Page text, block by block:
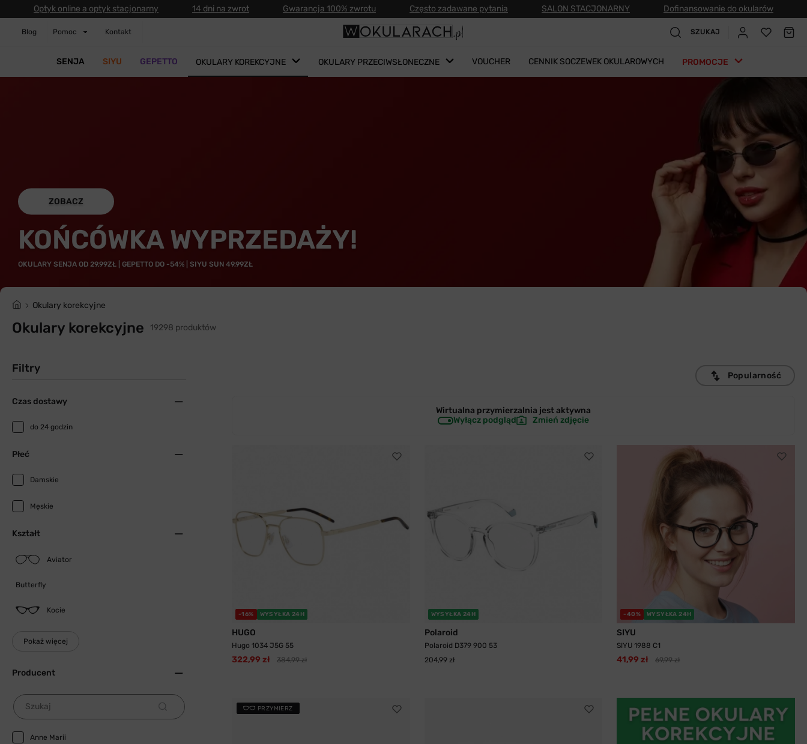
Optyk online a optyk stacjonarny 14 dni na zwrot Gwarancja 100% zwrotu Często zadawane pytania SALON STACJONARNY Dofinansowanie do okularów
Blog Pomoc Kontakt SZUKAJ
SENJA SIYU GEPETTO OKULARY KOREKCYJNE OKULARY PRZECIWSŁONECZNE VOUCHER CENNIK SOCZEWEK OKULAROWYCH PROMOCJE
ZOBACZ
KOŃCÓWKA WYPRZEDAŻY!
OKULARY SENJA OD 29,99ZŁ | GEPETTO DO -54% | SIYU SUN 49,99ZŁ
Okulary korekcyjne
Okulary korekcyjne 19298 produktów
Filtry
Czas dostawy
do 24 godzin
Płeć
Damskie
Męskie
Kształt
Aviator
Butterfly
Kocie
Pokaż więcej
Producent
Szukaj
Anne Marii
Popularność
Wirtualna przymierzalnia jestaktywna
Wyłącz podgląd
Zmień zdjęcie
-16% WYSYŁKA 24H
HUGO
Hugo 1034 J5G 55
322,99 zł 384,99 zł
WYSYŁKA 24H
Polaroid
Polaroid D379 900 53
204,99 zł
-40% WYSYŁKA 24H
SIYU
SIYU 1988 C1
41,99 zł 69,99 zł
PRZYMIERZ